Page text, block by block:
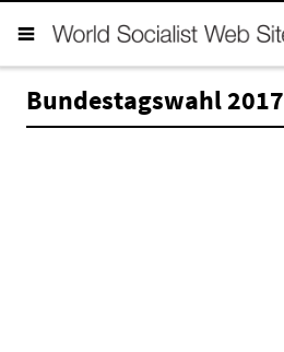
Bundestagswahl 2017